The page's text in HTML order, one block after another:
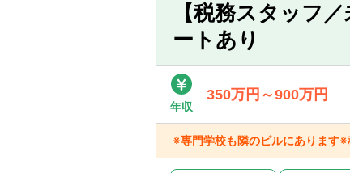
【税務スタッフ
ートあり
年収
350万円～900万円
※専門学校も隣のビルにあります